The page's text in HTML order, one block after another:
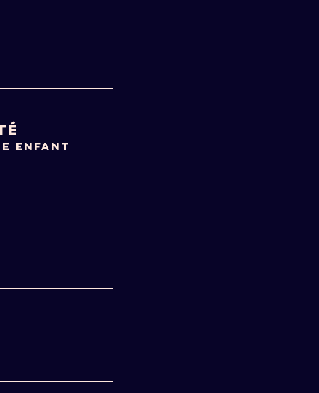
enfant